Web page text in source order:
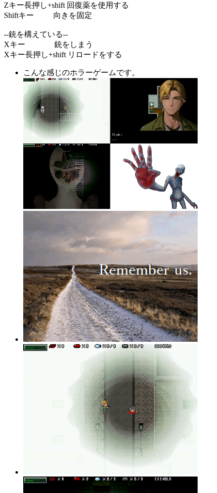
Zキー長押し+shift 回復薬を使用する
Shiftキー 向きを固定
--銃を構えている--
Xキー 銃をしまう
Xキー長押し+shift リロードをする
こんな感じのホラーゲームです。